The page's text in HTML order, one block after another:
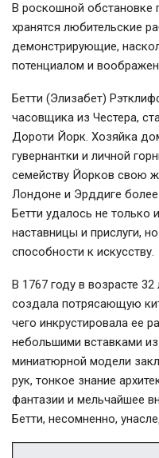
В роскошной обстановке
хранятся любительские
демонстрирующие,
потенциалом и
Бетти (Элизабет)
часовщика из Честера,
Дороти Йорк. Хозяйка
гувернантки и личной
семейству Йорков свою
Лондоне и Эрддиге
Бетти удалось не только
наставницы и прислуги,
способности к искусству.
В 1767 году в возрасте
создала потрясающую
чего инкрустировала ее
небольшими вставками из
миниатюрной модели
рук, тонкое знание
фантазии и мельчайшее
Бетти, несомненно,